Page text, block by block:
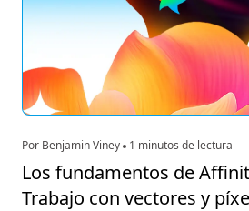
Por Benjamin Viney 1 minutos de lectura
Los fundamentos de
Trabajo con vectores y